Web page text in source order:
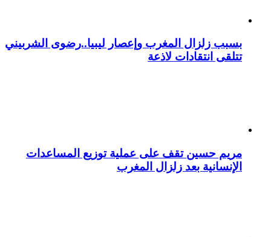
بسبب زلزال المغرب وإعصار ليبيا..رضوى الشربيني
تتلقى انتقادات لاذعة
مريم حسين تقف على عملية توزيع المساعدات
الإنسانية بعد زلزال المغرب